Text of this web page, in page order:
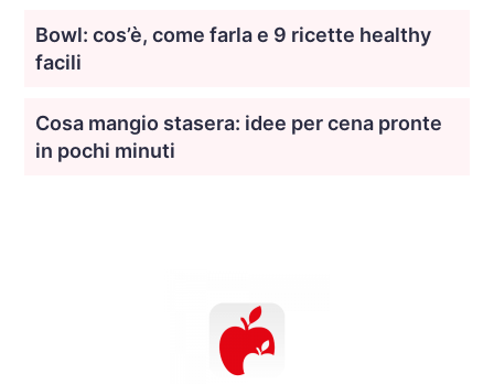
Bowl: cos’è, come farla e 9 ricette healthy
facili
Cosa mangio stasera: idee per cena pronte
in pochi minuti